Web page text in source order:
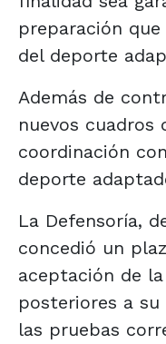
preparación
del deporte
Además de
nuevos cuadros
coordinación
deporte
La Defensoría,
concedió un
aceptación de
posteriores a
las pruebas